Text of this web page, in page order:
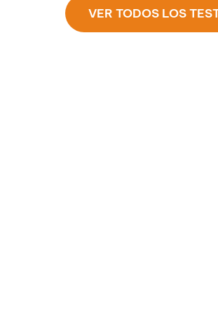
VER TODOS LOS